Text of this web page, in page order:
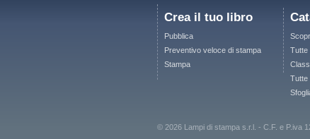
Crea il tuo libro
Pubblica
Preventivo veloce di stampa
Stampa
Tutte
Tutte
© 2026 Lampi di stampa s.r.l. - C.F. e P.iva